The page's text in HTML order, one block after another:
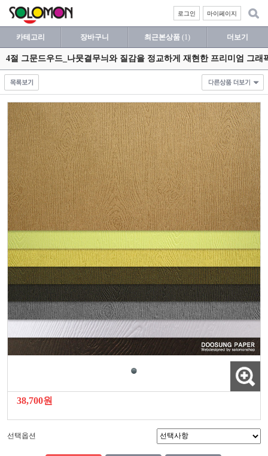
마이페이지
로그인
카테고리 장바구니 최근본상품 (1) 더보기
4절 그문드우드_나뭇결무늬와 질감을 정교하게 재현한 프리미엄 그래
38,700원
선택옵션